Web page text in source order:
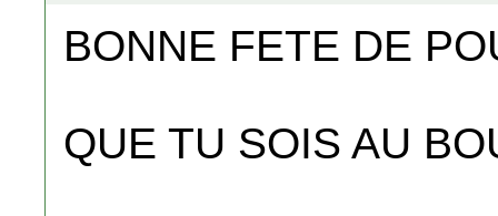
BONNE FETE DE
QUE TU SOIS AU